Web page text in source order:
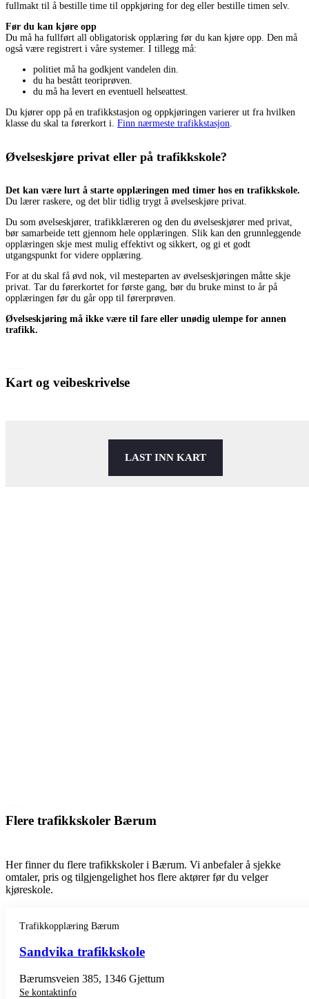
fullmakt til å bestille time til oppkjøring for deg eller bestille timen selv.
Før du kan kjøre opp
Du må ha fullført all obligatorisk opplæring før du kan kjøre opp. Den må
også være registrert i våre systemer. I tillegg må:
politiet må ha godkjent vandelen din.
du ha bestått teoriprøven.
du må ha levert en eventuell helseattest.
Du kjører opp på en trafikkstasjon og oppkjøringen varierer ut fra hvilken
klasse du skal ta førerkort i. Finn nærmeste trafikkstasjon
Øvelseskjøre privat eller på trafikkskole?
Det kan være lurt å starte opplæringen med timer hos en trafikkskole.
Du lærer raskere, og det blir tidlig trygt å øvelseskjøre privat.
Du som øvelseskjører, trafikklæreren og den du øvelseskjører med privat,
bør samarbeide tett gjennom hele opplæringen. Slik kan den grunnleggende
opplæringen skje mest mulig effektivt og sikkert, og gi et godt
utgangspunkt for videre opplæring.
For at du skal få øvd nok, vil mesteparten av øvelseskjøringen måtte skje
privat. Tar du førerkortet for første gang, bør du bruke minst to år på
opplæringen før du går opp til førerprøven.
Øvelseskjøring må ikke være til fare eller unødig ulempe for annen
trafikk.
Kart og veibeskrivelse
LAST INN KART
Flere trafikkskoler Bærum
Her finner du flere trafikkskoler i Bærum. Vi anbefaler å sjekke
omtaler, pris og tilgjengelighet hos flere aktører før du velger
kjøreskole.
Trafikkopplæring Bærum
Sandvika trafikkskole
Bærumsveien 385, 1346 Gjettum
Se kontaktinfo